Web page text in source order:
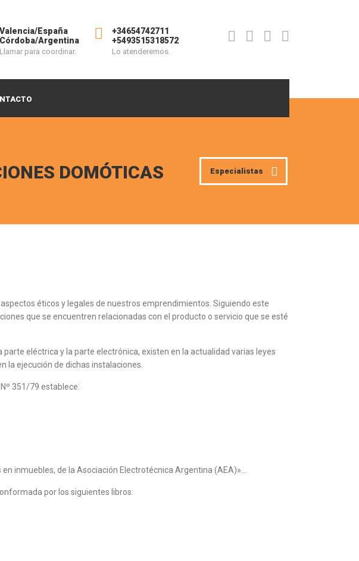
+34654742711
+5493515318572
Lo atenderemos.
Valencia/España
Córdoba/Argentina
Llamar para coordinar.
DOMÓTICAS Especialistas
éticos y legales de nuestros emprendimientos. Siguiendo este
que se encuentren relacionadas con el producto o servicio que se esté
eléctrica y la parte electrónica, existen en la actualidad varias leyes
la ejecución de dichas instalaciones.
351/79 establece:
inmuebles, de la Asociación Electrotécnica Argentina (AEA)»…
por los siguientes libros: